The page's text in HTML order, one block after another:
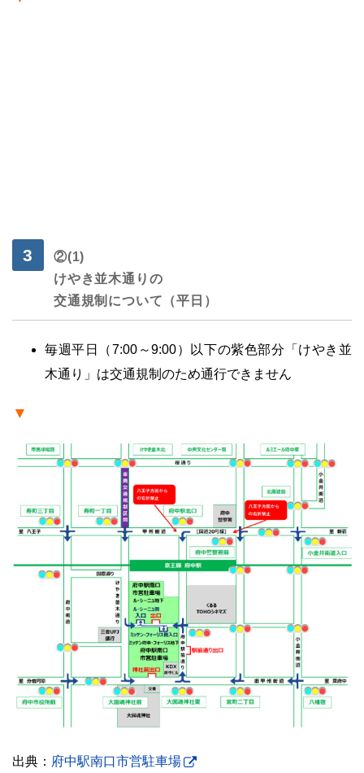
②(1)
けやき並木通りの
交通規制について（平日）
毎週平日（7:00～9:00）以下の紫色部分「けやき並
木通り」は交通規制のため通行できません
▼
出典： 府中駅南口市営駐車場